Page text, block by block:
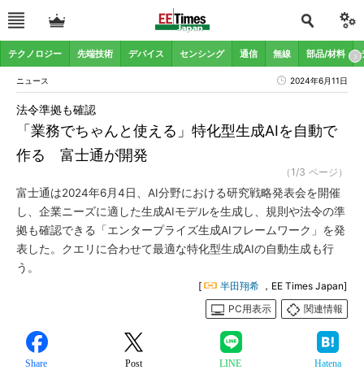
テクノロジー 先端技術 デバイス センシング 通信 無線 部品/材料
ニュース 2024年6月11日
「業務でちゃんと使える」特化型生成AIを自動で
作る 富士通が開発
法令準拠も確認
（1/3 ページ）
富士通は2024年6月4日、AI分野における研究戦略発表会を開催
し、企業ニーズに適した生成AIモデルを生成し、規則や法令の準
拠も確認できる「エンタープライズ生成AIフレームワーク」を発
表した。クエリに合わせて最適な特化型生成AIの自動生成も行
う。
[ 半田翔希 ，EE Times Japan]
PC用表示
関連情報
Share Post LINE Hatena